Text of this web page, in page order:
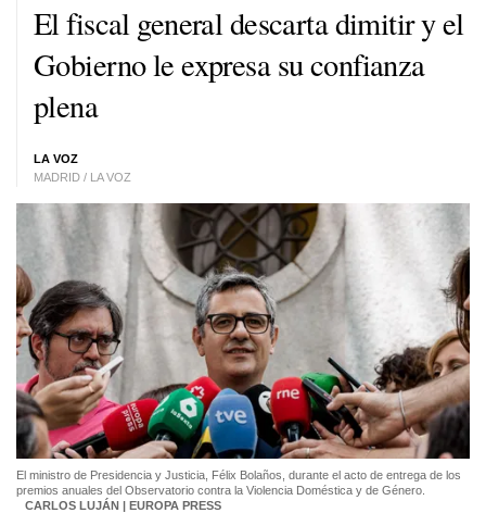
El fiscal general descarta dimitir y el
Gobierno le expresa su confianza
plena
LA VOZ
MADRID / LA VOZ
El ministro de Presidencia y Justicia, Félix Bolaños, durante el acto de entrega de los
premios anuales del Observatorio contra la Violencia Doméstica y de Género.
CARLOS LUJÁN | EUROPA PRESS